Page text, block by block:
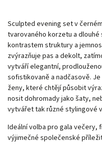
Sculpted evening set v
tvarovaného korzetu a dlouhé
kontrastem struktury a
zvýrazňuje pas a dekolt,
vytváří elegantní,
sofistikovaně a nadčasově.
ženy, které chtějí působit
nosit dohromady jako šaty,
vytvářet tak různé stylingové
Ideální volba pro gala
výjimečné společenské